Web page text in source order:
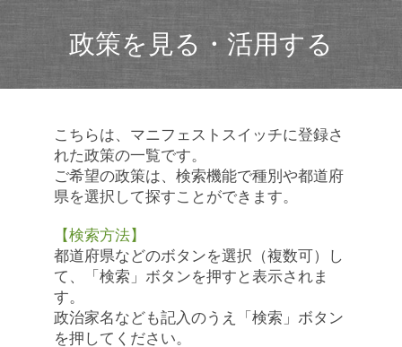
政策を見る・活用する
こちらは、マニフェストスイッチに登録さ
れた政策の一覧です。
ご希望の政策は、検索機能で種別や都道府
県を選択して探すことができます。
【検索方法】
都道府県などのボタンを選択（複数可）し
て、「検索」ボタンを押すと表示されま
す。
政治家名なども記入のうえ「検索」ボタン
を押してください。